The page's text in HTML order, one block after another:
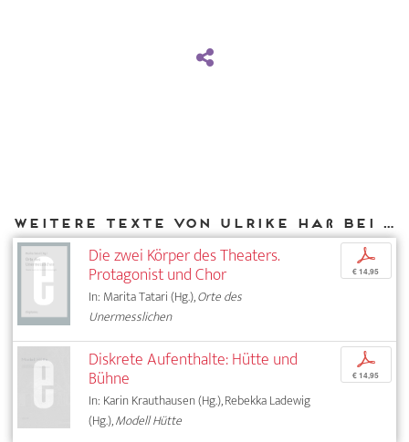
Weitere Texte von Ulrike Haß bei DIAPHANES
Die zwei Körper des Theaters.
Protagonist und Chor
In: Marita Tatari (Hg.),Orte des
Unermesslichen
p
€ 14,95
Diskrete Aufenthalte: Hütte und
Bühne
In: Karin Krauthausen (Hg.), Rebekka Ladewig
(Hg.),Modell Hütte
p
€ 14,95